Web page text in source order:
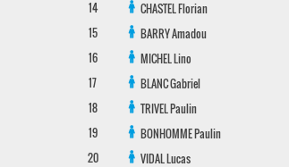
14
CHASTELFlorian
15
BARRYAmadou
16
MICHELLino
17
BLANCGabriel
18
TRIVELPaulin
19
BONHOMMEPaulin
20
VIDALLucas